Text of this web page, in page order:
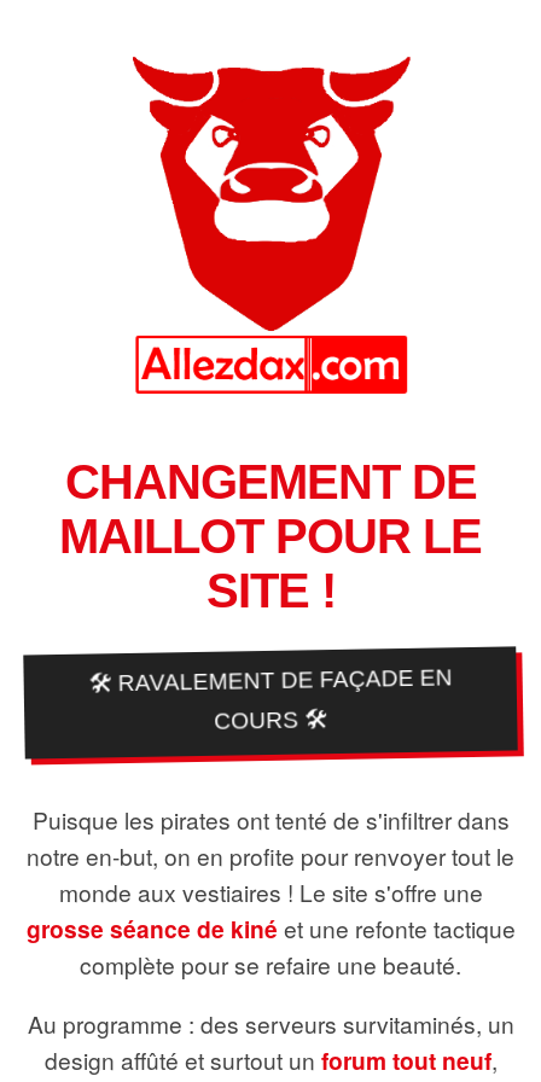
CHANGEMENT DE
MAILLOT POUR LE
SITE !
🛠️ RAVALEMENT DE FAÇADE EN
COURS 🛠️
Puisque les pirates ont tenté de s'infiltrer dans
notre en-but, on en profite pour renvoyer tout le
monde aux vestiaires ! Le site s'offre une
grosse séance de kiné et une refonte tactique
complète pour se refaire une beauté.
Au programme : des serveurs survitaminés, un
design affûté et surtout un forum tout neuf,